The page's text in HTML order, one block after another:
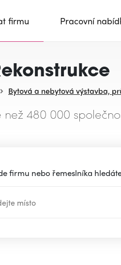
firmu Pracovní
Bytová a nebytová výstavba,
480 000
firmu nebo řemeslníka